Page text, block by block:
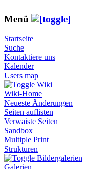
Menü
Startseite
Suche
Kontaktiere uns
Kalender
Users map
Wiki
Wiki-Home
Neueste Änderungen
Seiten auflisten
Verwaiste Seiten
Sandbox
Multiple Print
Strukturen
Bildergalerien